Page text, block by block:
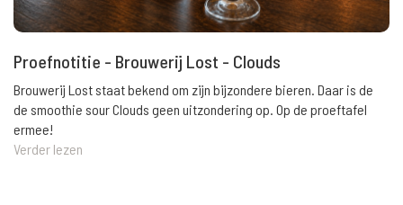
Proefnotitie - Brouwerij Lost - Clouds
Brouwerij Lost staat bekend om zijn bijzondere bieren. Daar is de
de smoothie sour Clouds geen uitzondering op. Op de proeftafel
ermee!
Verder lezen